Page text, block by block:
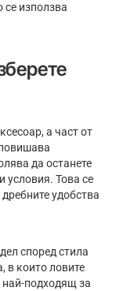
се използва
а част от
да останете
условия. Това се
удобства
според стила
в които ловите
най-подходящ за